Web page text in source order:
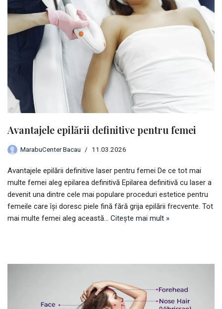
Avantajele epilării definitive pentru femei
MarabuCenter Bacau 11.03.2026
Avantajele epilării definitive laser pentru femei De ce tot mai
multe femei aleg epilarea definitivă Epilarea definitivă cu laser a
devenit una dintre cele mai populare proceduri estetice pentru
femeile care își doresc piele fină fără grija epilării frecvente. Tot
mai multe femei aleg această… Citește mai mult »